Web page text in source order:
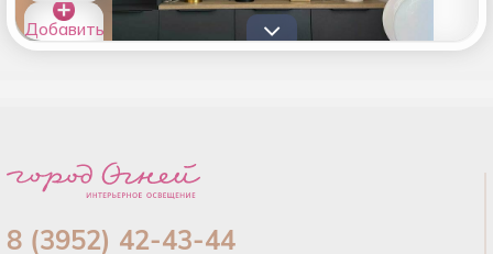
Добавить
товары в
8 (3952) 42-43-44